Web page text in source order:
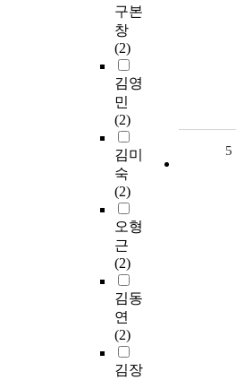
구본
창
(2)
김영
민
(2)
김미
숙
(2)
오형
근
(2)
김동
연
(2)
김장
5